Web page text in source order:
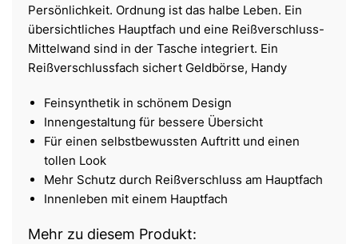
Persönlichkeit. Ordnung ist das halbe Leben. Ein
übersichtliches Hauptfach und eine Reißverschluss-
Mittelwand sind in der Tasche integriert. Ein
Reißverschlussfach sichert Geldbörse, Handy
Feinsynthetik in schönem Design
Innengestaltung für bessere Übersicht
Für einen selbstbewussten Auftritt und einen
tollen Look
Mehr Schutz durch Reißverschluss am Hauptfach
Innenleben mit einem Hauptfach
Mehr zu diesem Produkt: